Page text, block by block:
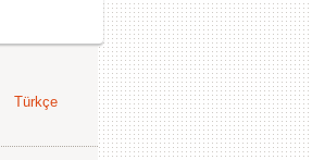
Türkçe